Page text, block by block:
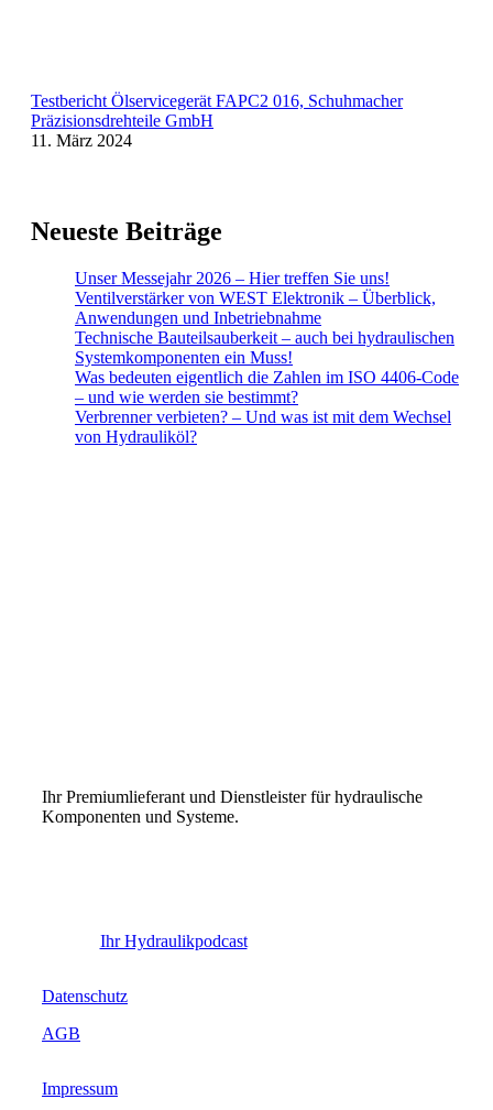
Testbericht Ölservicegerät FAPC2 016, Schuhmacher
Präzisionsdrehteile GmbH
11. März 2024
Neueste Beiträge
Unser Messejahr 2026 – Hier treffen Sie uns!
Ventilverstärker von WEST Elektronik – Überblick,
Anwendungen und Inbetriebnahme
Technische Bauteilsauberkeit – auch bei hydraulischen
Systemkomponenten ein Muss!
Was bedeuten eigentlich die Zahlen im ISO 4406-Code
– und wie werden sie bestimmt?​
Verbrenner verbieten? – Und was ist mit dem Wechsel
von Hydrauliköl?
Ihr Premiumlieferant und Dienstleister für hydraulische
Komponenten und Systeme.
Ihr Hydraulikpodcast
Datenschutz
AGB
Impressum